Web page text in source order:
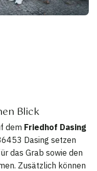
Blick
dem Friedhof Dasing
Dasing setzen
das Grab sowie den
Zusätzlich können